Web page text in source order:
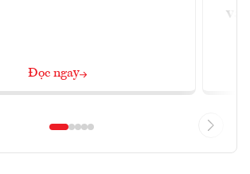
Đọc ngay
và